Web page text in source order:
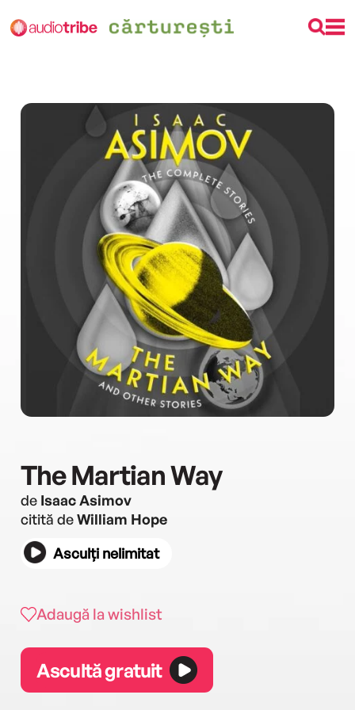
The Martian Way
de Isaac Asimov
citită deWilliam Hope
Asculți nelimitat
Adaugă la wishlist
Ascultă gratuit